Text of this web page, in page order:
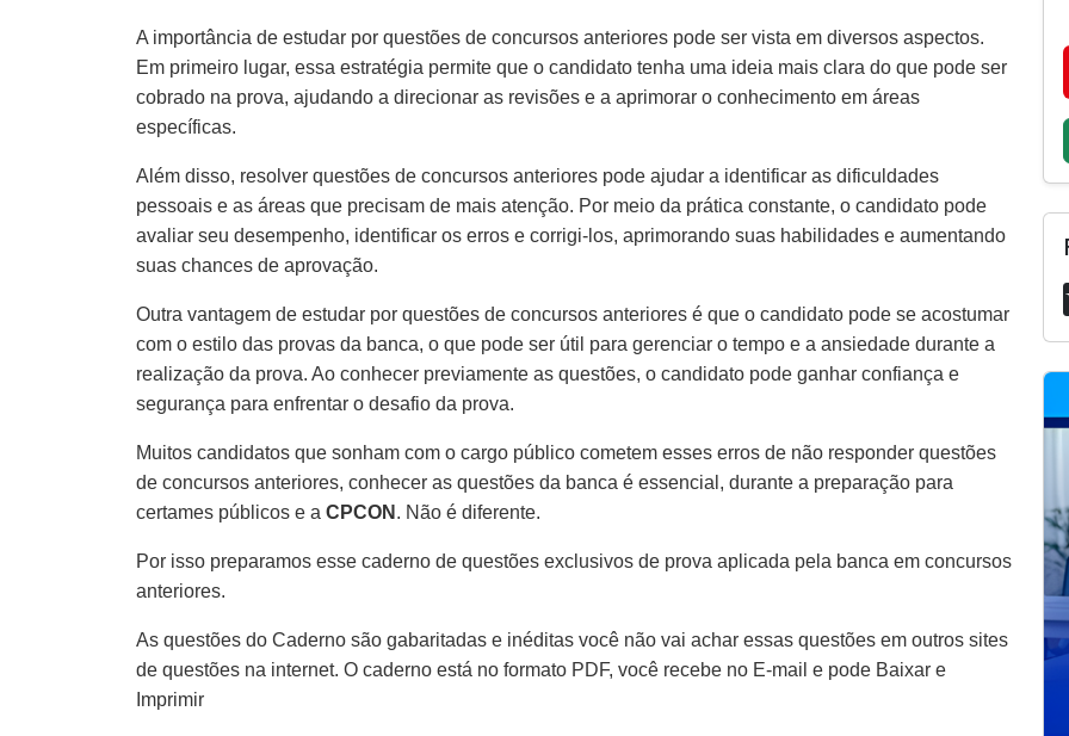
A importância de estudar por questões de concursos anteriores pode ser vista em diversos aspectos.
Em primeiro lugar, essa estratégia permite que o candidato tenha uma ideia mais clara do que pode ser
cobrado na prova, ajudando a direcionar as revisões e a aprimorar o conhecimento em áreas
específicas.
Além disso, resolver questões de concursos anteriores pode ajudar a identificar as dificuldades
pessoais e as áreas que precisam de mais atenção. Por meio da prática constante, o candidato pode
avaliar seu desempenho, identificar os erros e corrigi-los, aprimorando suas habilidades e aumentando
suas chances de aprovação.
Outra vantagem de estudar por questões de concursos anteriores é que o candidato pode se acostumar
com o estilo das provas da banca, o que pode ser útil para gerenciar o tempo e a ansiedade durante a
realização da prova. Ao conhecer previamente as questões, o candidato pode ganhar confiança e
segurança para enfrentar o desafio da prova.
Muitos candidatos que sonham com o cargo público cometem esses erros de não responder questões
de concursos anteriores, conhecer as questões da banca é essencial, durante a preparação para
certames públicos e a CPCON . Não é diferente.
Por isso preparamos esse caderno de questões exclusivos de prova aplicada pela banca em concursos
anteriores.
As questões do Caderno são gabaritadas e inéditas você não vai achar essas questões em outros sites
de questões na internet. O caderno está no formato PDF, você recebe no E-mail e pode Baixar e
Imprimir